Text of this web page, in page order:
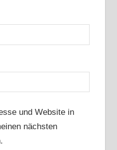
und Website in
nächsten